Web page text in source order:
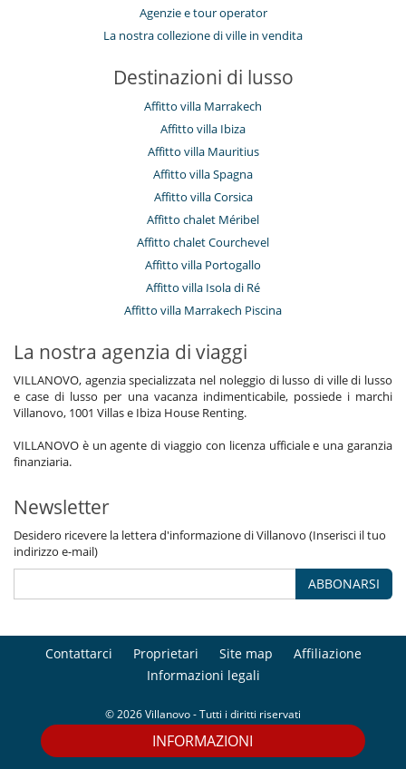
INFORMAZIONI
Agenzie e tour operator
La nostra collezione di ville in vendita
Destinazioni di lusso
Affitto villa Marrakech
Affitto villa Ibiza
Affitto villa Mauritius
Affitto villa Spagna
Affitto villa Corsica
Affitto chalet Méribel
Affitto chalet Courchevel
Affitto villa Portogallo
Affitto villa Isola di Ré
Affitto villa Marrakech Piscina
La nostra agenzia di viaggi
VILLANOVO, agenzia specializzata nel noleggio di lusso di ville di lusso
e case di lusso per una vacanza indimenticabile, possiede i marchi
Villanovo, 1001 Villas e Ibiza House Renting.
VILLANOVO è un agente di viaggio con licenza ufficiale e una garanzia
finanziaria.
Newsletter
Desidero ricevere la lettera d'informazione di Villanovo (Inserisci il tuo
indirizzo e-mail)
ABBONARSI
Contattarci Proprietari Site map
Affiliazione
Informazioni legali
© 2026 Villanovo - Tutti i diritti riservati